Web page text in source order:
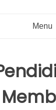
Menu